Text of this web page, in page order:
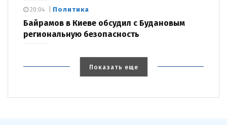
Политика
Байрамов в Киеве обсудил с Будановым
региональную безопасность
20:04
Показать еще